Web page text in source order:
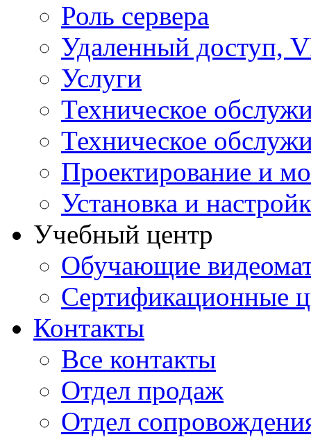
Роль сервера
Удаленный доступ,
Услуги
Техническое
Техническое
Проектирование и
Установка и
Учебный центр
Обучающие
Сертификационные
Контакты
Все контакты
Отдел продаж
Отдел